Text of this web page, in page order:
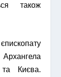
також
Києва.